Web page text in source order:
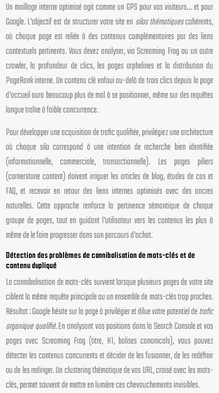
Un maillage interne optimisé agit comme un GPS pour vos visiteurs… et pour
Google. L’objectif est de structurer votre site en silos thématiquescohérents,
où chaque page est reliée à des contenus complémentaires par des liens
contextuels pertinents. Vous devez analyser, via Screaming Frog ou un autre
crawler, la profondeur de clics, les pages orphelines et la distribution du
PageRank interne. Un contenu clé enfoui au-delà de trois clics depuis la page
d’accueil aura beaucoup plus de mal à se positionner, même sur des requêtes
longue traîne à faible concurrence.
Pour développer une acquisition de trafic qualifiée, privilégiez une architecture
où chaque silo correspond à une intention de recherche bien identifiée
(informationnelle, commerciale, transactionnelle). Les pages piliers
(cornerstone content) doivent irriguer les articles de blog, études de cas et
FAQ, et recevoir en retour des liens internes optimisés avec des ancres
naturelles. Cette approche renforce la pertinence sémantique de chaque
groupe de pages, tout en guidant l’utilisateur vers les contenus les plus à
même de le faire progresser dans son parcours d’achat.
Détection des problèmes de cannibalisation de mots-clés et de
contenu dupliqué
La cannibalisation de mots-clés survient lorsque plusieurs pages de votre site
ciblent la même requête principale ou un ensemble de mots-clés trop proches.
Résultat : Google hésite sur la page à privilégier et dilue votre potentiel detrafic
organique qualifié. En analysant vos positions dans la Search Console et vos
pages avec Screaming Frog (titre, H1, balises canonicals), vous pouvez
détecter les contenus concurrents et décider de les fusionner, de les redéfinir
ou de les rediriger. Un clustering thématique de vos URL, croisé avec les mots-
clés, permet souvent de mettre en lumière ces chevauchements invisibles.